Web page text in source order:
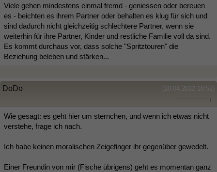
Viele gehen mindestens einmal fremd - geniessen oder bereuen
es - beichten es ihrem Partner oder behalten es klug für sich und
sind dadurch nicht gleichzeitig schlechtere Partner, wenn sie
weiterhin für ihre Partner, Kinder und restliche Familie voll da sind.
Es kommt durchaus vor, dass solche "Spritztouren" die
Beziehung beleben und stärken...
(20.04.2012 18:52)
DoDo
Wie gesagt: es geht hier um sternchen, und wenn ich etwas nicht
verstehe, frage ich nach.
Ich habe keinen moralischen Zeigefinger ihr gegenüber gewedelt.
Einer Freundin von mir (Fische übrigens) geht es momentan ganz